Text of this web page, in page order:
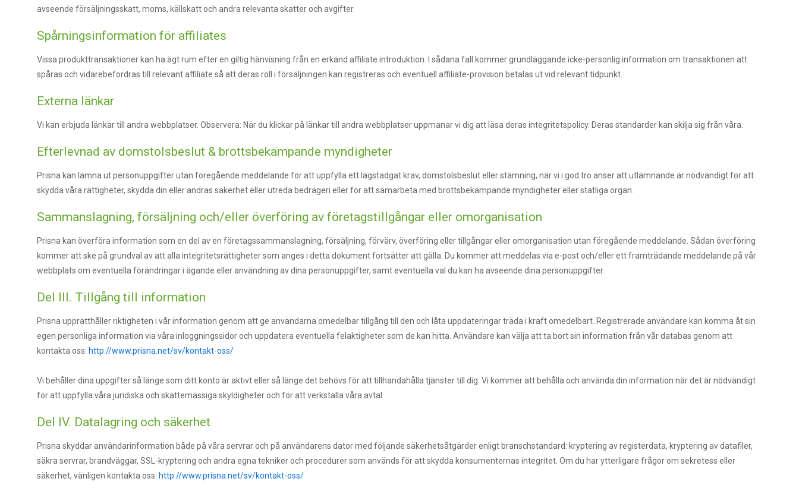
avseende försäljningsskatt, moms, källskatt och andra relevanta skatter och avgifter.
Spårningsinformation för affiliates
Vissa produkttransaktioner kan ha ägt rum efter en giltig hänvisning från en erkänd affiliate introduktion. I sådana fall kommer grundläggande icke-personlig information om transaktionen att
spåras och vidarebefordras till relevant affiliate så att deras roll i försäljningen kan registreras och eventuell affiliate-provision betalas ut vid relevant tidpunkt.
Externa länkar
Vi kan erbjuda länkar till andra webbplatser. Observera: När du klickar på länkar till andra webbplatser uppmanar vi dig att läsa deras integritetspolicy. Deras standarder kan skilja sig från våra.
Efterlevnad av domstolsbeslut & brottsbekämpande myndigheter
Prisna kan lämna ut personuppgifter utan föregående meddelande för att uppfylla ett lagstadgat krav, domstolsbeslut eller stämning, när vi i god tro anser att utlämnande är nödvändigt för att
skydda våra rättigheter, skydda din eller andras säkerhet eller utreda bedrägeri eller för att samarbeta med brottsbekämpande myndigheter eller statliga organ.
Sammanslagning, försäljning och/eller överföring av företagstillgångar eller omorganisation
Prisna kan överföra information som en del av en företagssammanslagning, försäljning, förvärv, överföring eller tillgångar eller omorganisation utan föregående meddelande. Sådan överföring
kommer att ske på grundval av att alla integritetsrättigheter som anges i detta dokument fortsätter att gälla. Du kommer att meddelas via e-post och/eller ett framträdande meddelande på vår
webbplats om eventuella förändringar i ägande eller användning av dina personuppgifter, samt eventuella val du kan ha avseende dina personuppgifter.
Del III. Tillgång till information
Prisna upprätthåller riktigheten i vår information genom att ge användarna omedelbar tillgång till den och låta uppdateringar träda i kraft omedelbart. Registrerade användare kan komma åt sin
egen personliga information via våra inloggningssidor och uppdatera eventuella felaktigheter som de kan hitta. Användare kan välja att ta bort sin information från vår databas genom att
kontakta oss: http://www.prisna.net/sv/kontakt-oss/
Vi behåller dina uppgifter så länge som ditt konto är aktivt eller så länge det behövs för att tillhandahålla tjänster till dig. Vi kommer att behålla och använda din information när det är nödvändigt
för att uppfylla våra juridiska och skattemässiga skyldigheter och för att verkställa våra avtal.
Del IV. Datalagring och säkerhet
Prisna skyddar användarinformation både på våra servrar och på användarens dator med följande säkerhetsåtgärder enligt branschstandard: kryptering av registerdata, kryptering av datafiler,
säkra servrar, brandväggar, SSL-kryptering och andra egna tekniker och procedurer som används för att skydda konsumenternas integritet. Om du har ytterligare frågor om sekretess eller
säkerhet, vänligen kontakta oss: http://www.prisna.net/sv/kontakt-oss/